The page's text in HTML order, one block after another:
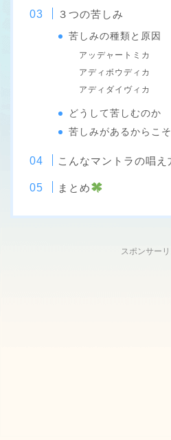
３つの苦しみ
苦しみの種類と原因
アッデャートミカ
アディボウディカ
アディダイヴィカ
どうして苦しむのか
苦しみがあるからこ
こんなマントラの唱え
まとめ
スポンサー